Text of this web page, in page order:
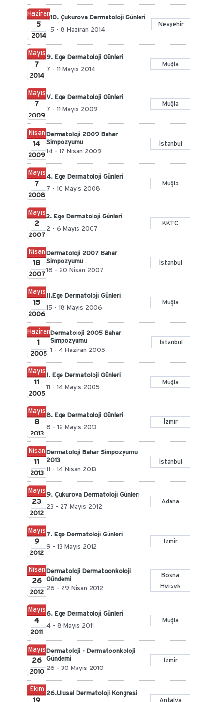
Haziran
5
2014
10. Çukurova Dermatoloji Günleri
5 - 8 Haziran 2014
Nevşehir
Mayıs
7
2014
9. Ege Dermatoloji Günleri
7 - 11 Mayıs 2014
Muğla
Mayıs
7
2009
V. Ege Dermatoloji Günleri
7 - 11 Mayıs 2009
Muğla
Nisan
14
2009
Dermatoloji 2009 Bahar
Simpozyumu
14 - 17 Nisan 2009
İstanbul
Mayıs
7
2008
4. Ege Dermatoloji Günleri
7 - 10 Mayıs 2008
Muğla
Mayıs
2
2007
3. Ege Dermatoloji Günleri
2 - 6 Mayıs 2007
KKTC
Nisan
18
2007
Dermatoloji 2007 Bahar
Simpozyumu
18 - 20 Nisan 2007
İstanbul
Mayıs
15
2006
II.Ege Dermatoloji Günleri
15 - 18 Mayıs 2006
Muğla
Haziran
1
2005
Dermatoloji 2005 Bahar
Simpozyumu
1 - 4 Haziran 2005
İstanbul
Mayıs
11
2005
I. Ege Dermatoloji Günleri
11 - 14 Mayıs 2005
Muğla
Mayıs
8
2013
8. Ege Dermatoloji Günleri
8 - 12 Mayıs 2013
İzmir
Nisan
11
2013
Dermatoloji Bahar Simpozyumu
2013
11 - 14 Nisan 2013
İstanbul
Mayıs
23
2012
9. Çukurova Dermatoloji Günleri
23 - 27 Mayıs 2012
Adana
Mayıs
9
2012
7. Ege Dermatoloji Günleri
9 - 13 Mayıs 2012
İzmir
Nisan
26
2012
Dermatoloji Dermatoonkoloji
Gündemi
26 - 29 Nisan 2012
Bosna
Hersek
Mayıs
4
2011
6. Ege Dermatoloji Günleri
4 - 8 Mayıs 2011
Muğla
Mayıs
26
2010
Dermatoloji - Dermatoonkoloji
Gündemi
26 - 30 Mayıs 2010
İzmir
Ekim
19
26.Ulusal Dermatoloji Kongresi
Antalya